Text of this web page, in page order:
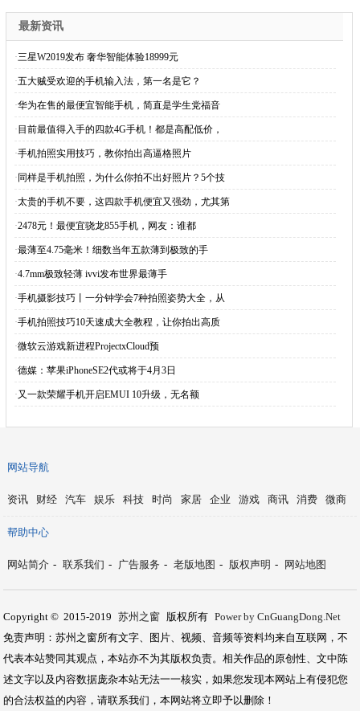
最新资讯
·三星W2019发布 奢华智能体验18999元
·五大贼受欢迎的手机输入法，第一名是它？
·华为在售的最便宜智能手机，简直是学生党福音
· 目前最值得入手的四款4G手机！都是高配低价，
·手机拍照实用技巧，教你拍出高逼格照片
· 同样是手机拍照，为什么你拍不出好照片？5个技
·太贵的手机不要，这四款手机便宜又强劲，尤其第
·2478元！最便宜骁龙855手机，网友：谁都
·最薄至4.75毫米！细数当年五款薄到极致的手
·4.7mm极致轻薄 ivvi发布世界最薄手
·手机摄影技巧丨一分钟学会7种拍照姿势大全，从
·手机拍照技巧10天速成大全教程，让你拍出高质
·微软云游戏新进程ProjectxCloud预
·德媒：苹果iPhoneSE2代或将于4月3日
·又一款荣耀手机开启EMUI 10升级，无名额
网站导航
资讯 财经 汽车 娱乐 科技 时尚 家居 企业 游戏 商讯 消费 微商
帮助中心
网站简介 - 联系我们 - 广告服务 - 老版地图 - 版权声明 - 网站地图
Copyright © 2015-2019 苏州之窗 版权所有 Power by CnGuangDong.Net
免责声明：苏州之窗所有文字、图片、视频、音频等资料均来自互联网，不
代表本站赞同其观点，本站亦不为其版权负责。相关作品的原创性、文中陈
述文字以及内容数据庞杂本站无法一一核实，如果您发现本网站上有侵犯您
的合法权益的内容，请联系我们，本网站将立即予以删除！